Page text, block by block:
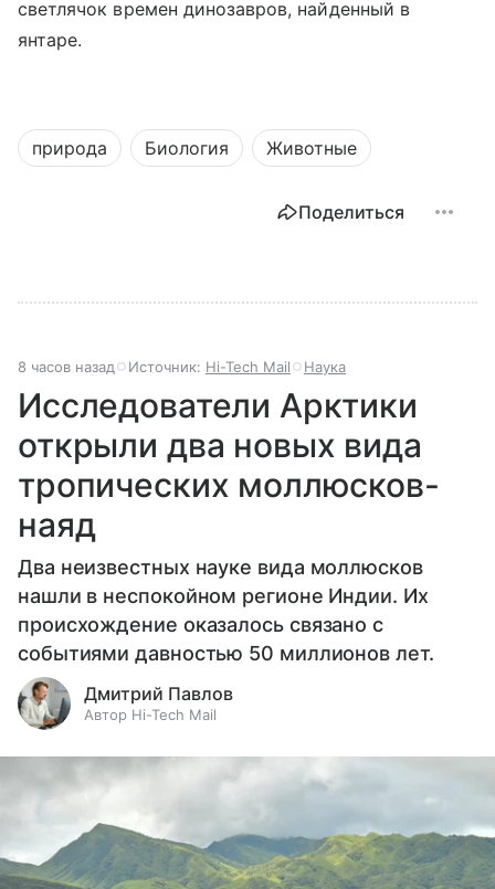
светлячок времен динозавров, найденный в
янтаре.
природа Биология Животные
Поделиться
8 часов назад Источник: Hi-Tech Mail Наука
Исследователи Арктики
открыли два новых вида
тропических моллюсков-
наяд
Два неизвестных науке вида моллюсков
нашли в неспокойном регионе Индии. Их
происхождение оказалось связано с
событиями давностью 50 миллионов лет.
Дмитрий Павлов
Автор Hi-Tech Mail